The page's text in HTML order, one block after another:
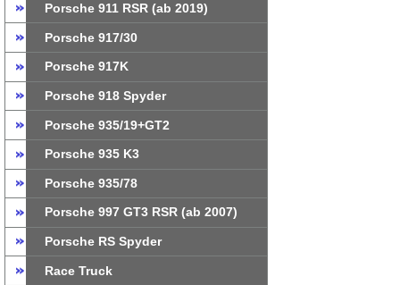
Porsche 911 RSR (ab 2019)
Porsche 917/30
Porsche 917K
Porsche 918 Spyder
Porsche 935/19+GT2
Porsche 935 K3
Porsche 935/78
Porsche 997 GT3 RSR (ab 2007)
Porsche RS Spyder
Race Truck